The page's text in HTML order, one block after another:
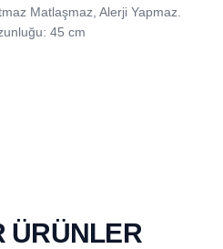
Matlaşmaz, Alerji Yapmaz.
45 cm
ÜRÜNLER